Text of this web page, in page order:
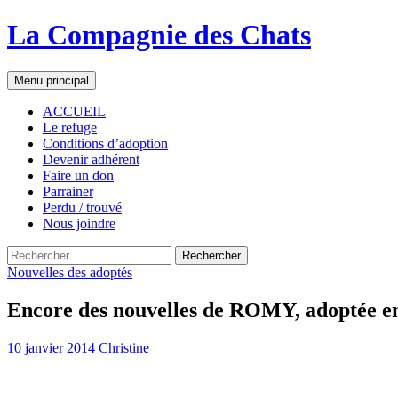
La Compagnie des Chats
Recherche
Menu principal
Aller
au
contenu
ACCUEIL
Le refuge
Conditions d’adoption
Devenir adhérent
Faire un don
Parrainer
Perdu / trouvé
Nous joindre
Rechercher :
Nouvelles des adoptés
Encore des nouvelles de ROMY, adoptée
10 janvier 2014 Christine